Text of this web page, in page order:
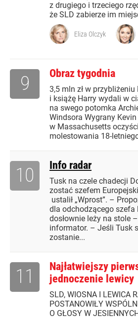
z drugiego i trzeciego
że SLD zabierze im
Eliza Olczyk
Obraz tygodnia
3,5 mln zł w
i książę Harry wydali w
na swego potomka
Windsora Wygrany
w Massachusetts
molestowania 18-
9
Info radar
Tusk na czele chadecji
zostać szefem
ustalił „Wprost”. –
dla odchodzącego szefa
dosłownie leży na stole
informator. – Jeśli Tusk
zostanie...
10
Najłatwiejszy
jednoczenie lewicy
SLD, WIOSNA I LEWICA
POSTANOWIŁY
O GŁOSY W
11